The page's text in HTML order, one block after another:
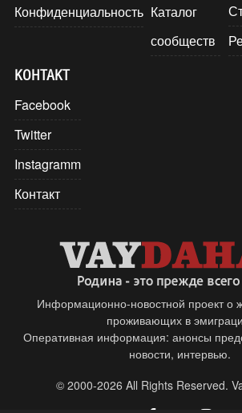
Конфиденциальность Каталог
сообществ
КОНТАКТ
Facebook
Twitter
Instagramm
Контакт
Информационно-новостной проект о
проживающих в
Оперативная информация: анонсы
новости, интервью.
© 2000-2026 All Rights Reserved.